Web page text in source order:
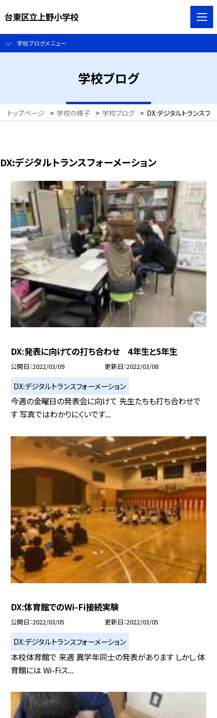
台東区立上野小学校
学校ブログメニュー
学校ブログ
トップページ > 学校の様子 > 学校ブログ > DX:デジタルトランスフ
DX:デジタルトランスフォーメーション
DX:発表に向けての打ち合わせ 4年生と5年生
公開日 2022/03/09 更新日 2022/03/08
DX:デジタルトランスフォーメーション
今週の金曜日の発表会に向けて 先生たちも打ち合わせで
す 写真ではわかりにくいです...
DX:体育館でのWi-Fi接続実験
公開日 2022/03/05 更新日 2022/03/05
DX:デジタルトランスフォーメーション
本校体育館で 来週 異学年同士の発表があります しかし 体
育館には Wi-Fiス...